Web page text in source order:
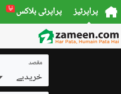
پراپرٹیز پراپرٹی بلاکس نیا
مقصد
خریدیے